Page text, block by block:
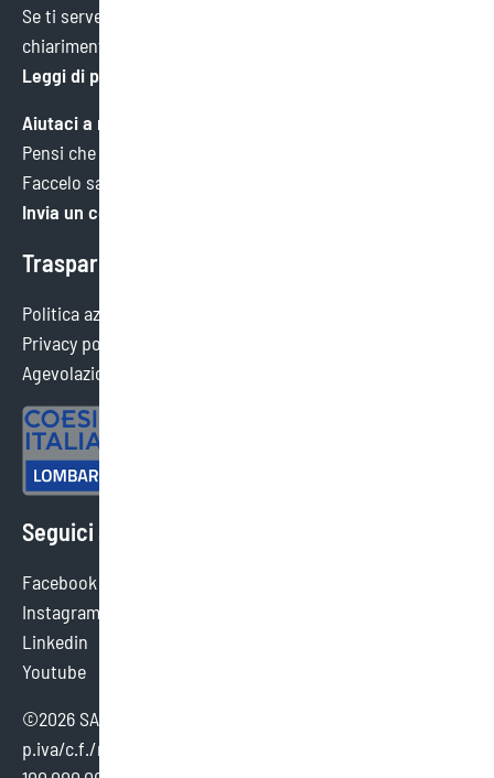
Se ti serve un’informazione specifica o hai bisogno di
chiarimenti, ci trovi qui.
Leggi di più
Aiutaci a migliorare
Pensi che potremmo fare meglio in qualche ambito?
Faccelo sapere. Faremo tesoro di ogni consiglio.
Invia un commento
Trasparenza
Politica aziendale
Privacy policy
Agevolazioni ottenute
Seguici sui social
Facebook
Instagram
Linkedin
Youtube
©2026 SAEF SRL SB - tutti i diritti sono riservati.
p.iva/c.f./reg. imp. brescia 02154380980 - cap. sociale €